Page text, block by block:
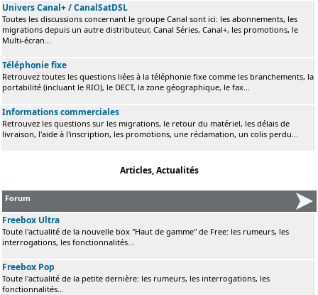
Univers Canal+ / CanalSatDSL
Toutes les discussions concernant le groupe Canal sont ici: les abonnements, les
migrations depuis un autre distributeur, Canal Séries, Canal+, les promotions, le
Multi-écran...
Téléphonie fixe
Retrouvez toutes les questions liées à la téléphonie fixe comme les branchements, la
portabilité (incluant le RIO), le DECT, la zone géographique, le fax...
Informations commerciales
Retrouvez les questions sur les migrations, le retour du matériel, les délais de
livraison, l'aide à l'inscription, les promotions, une réclamation, un colis perdu...
Articles, Actualités
Forum
Freebox Ultra
Toute l'actualité de la nouvelle box "Haut de gamme" de Free: les rumeurs, les
interrogations, les fonctionnalités...
Freebox Pop
Toute l'actualité de la petite dernière: les rumeurs, les interrogations, les
fonctionnalités...